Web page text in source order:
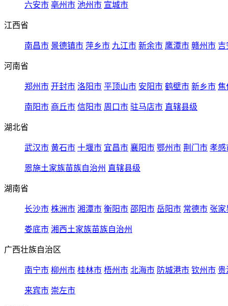
六安市 亳州市 池州市 宣城市
江西省
南昌市 景德镇市 萍乡市 九江市 新余市 鹰潭市 赣州市 吉
河南省
郑州市 开封市 洛阳市 平顶山市 安阳市 鹤壁市 新乡市 焦
南阳市 商丘市 信阳市 周口市 驻马店市 直辖县级
湖北省
武汉市 黄石市 十堰市 宜昌市 襄阳市 鄂州市 荆门市 孝感
恩施土家族苗族自治州 直辖县级
湖南省
长沙市 株洲市 湘潭市 衡阳市 邵阳市 岳阳市 常德市 张家
娄底市 湘西土家族苗族自治州
广西壮族自治区
南宁市 柳州市 桂林市 梧州市 北海市 防城港市 钦州市 贵
来宾市 崇左市